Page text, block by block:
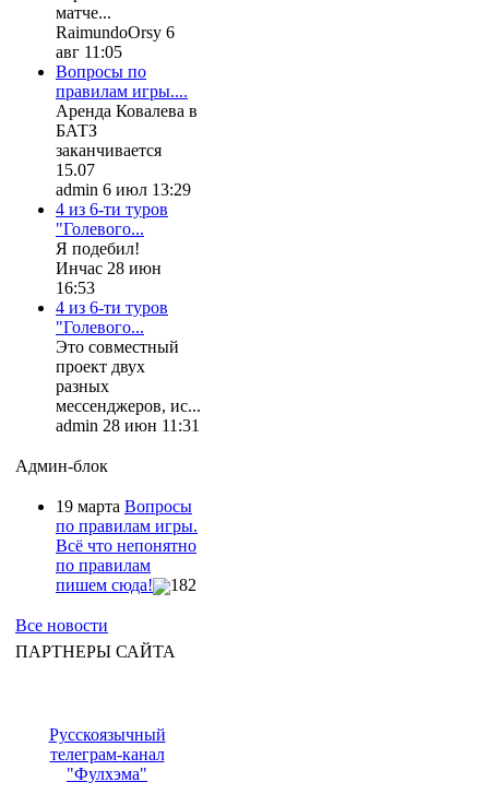
матче...
RaimundoOrsy 6
авг 11:05
Вопросы по
правилам игры....
Аренда Ковалева в
БАТЗ
заканчивается
15.07
admin 6 июл 13:29
4 из 6-ти туров
"Голевого...
Я подебил!
Инчас 28 июн
16:53
4 из 6-ти туров
"Голевого...
Это совместный
проект двух
разных
мессенджеров, ис...
admin 28 июн 11:31
Админ-блок
19 марта Вопросы
по правилам игры.
Всё что непонятно
по правилам
пишем сюда!
182
Все новости
ПАРТНЕРЫ САЙТА
Русскоязычный
телеграм-канал
"Фулхэма"